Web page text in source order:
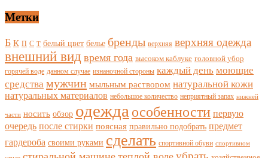
Метки
Б К П С Т белый цвет белье бренды верхняя верхняя одежда
внешний вид время года высоком каблуке головной убор
горячей воде данном случае изнаночной стороны каждый день моющие
средства мужчин мыльным раствором натуральной кожи
натуральных материалов небольшое количество неприятный запах нижней
части носить обзор одежда особенности первую
очередь после стирки поясная правильно подобрать предмет
гардероба своими руками сделать спортивной обуви спортивном